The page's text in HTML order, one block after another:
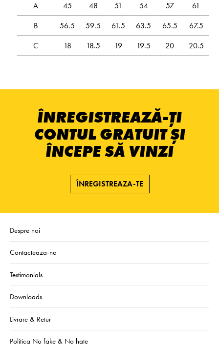
A
45 48 51 54 57
61
B
56.5 59.5 61.5 63.5 65.5
67.5
C
18 18.5 19 19.5 20 20.5
ÎNREGISTREAZĂ-ȚI
CONTUL GRATUIT ȘI
ÎNCEPE SĂ VINZI
ÎNREGISTREAZA-TE
Despre noi
Contacteaza-ne
Testimonials
Downloads
Livrare & Retur
Politica No fake & No hate